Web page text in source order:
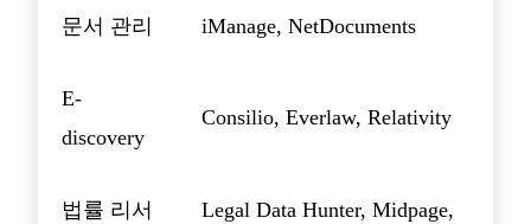
문서 관리 iManage, NetDocuments
E-
discovery
Consilio, Everlaw, Relativity
법률 리서
Legal Data Hunter, Midpage,